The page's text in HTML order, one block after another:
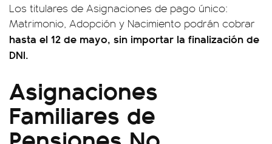
Los titulares de Asignaciones de pago único:
Matrimonio, Adopción y Nacimiento podrán cobrar
hasta el 12 de mayo, sin importar la finalización de
DNI.
Asignaciones
Familiares de